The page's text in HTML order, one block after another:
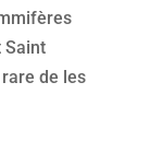
Saint
de les